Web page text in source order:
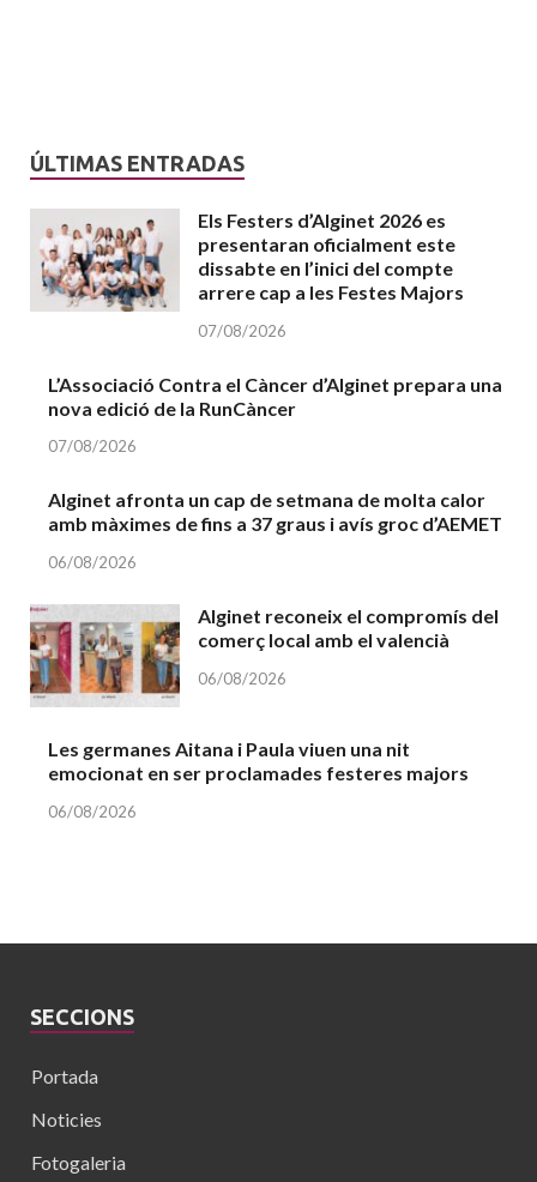
ÚLTIMAS ENTRADAS
Els Festers d’Alginet 2026 es
presentaran oficialment este
dissabte en l’inici del compte
arrere cap a les Festes Majors
07/08/2026
L’Associació Contra el Càncer d’Alginet prepara una
nova edició de la RunCàncer
07/08/2026
Alginet afronta un cap de setmana de molta calor
amb màximes de fins a 37 graus i avís groc d’AEMET
06/08/2026
Alginet reconeix el compromís del
comerç local amb el valencià
06/08/2026
Les germanes Aitana i Paula viuen una nit
emocionat en ser proclamades festeres majors
06/08/2026
SECCIONS
Portada
Noticies
Fotogaleria